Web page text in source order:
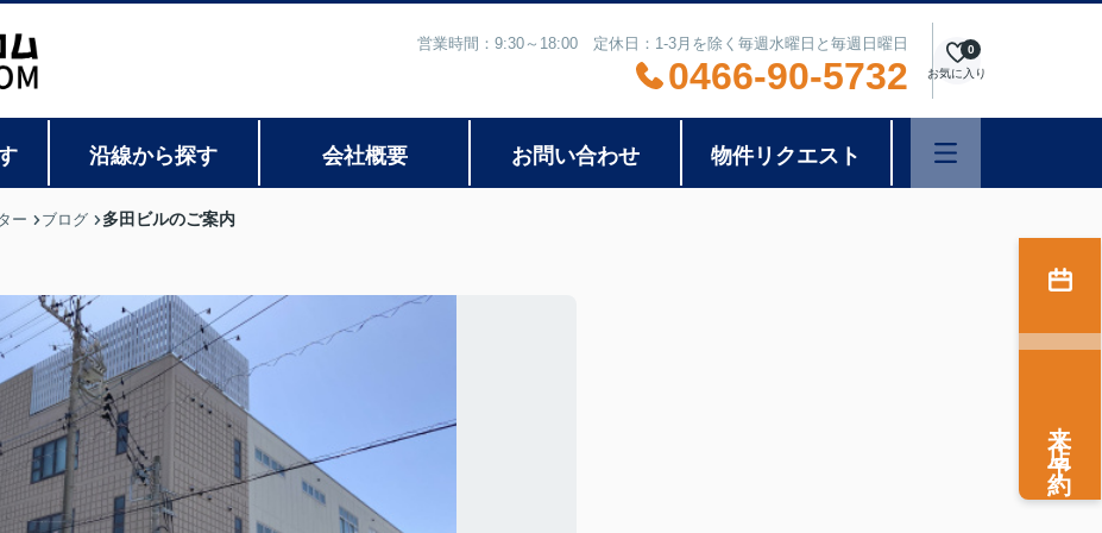
営業時間：9:30～18:00 定休日：1-3月を除く毎週水曜日と毎週日曜日
0466-90-5732 お気に入り
0
沿線から探す 会社概要 お問い合わせ 物件リクエスト
ー ブログ 多田ビルのご案内
来店予約